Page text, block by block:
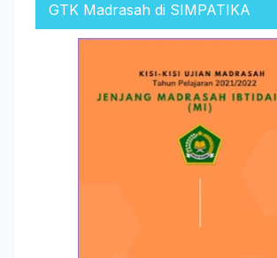
GTK Madrasah di SIMPATIKA